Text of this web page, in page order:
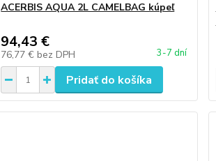
ACERBIS AQUA 2L CAMELBAG kúpeľ
94,43 €
76,77 € bez DPH 3-7 dní
Pridať do košíka